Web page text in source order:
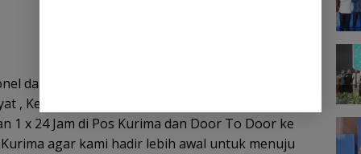
dari Pos Kurima yang dipimpin langsung oleh
, Kegiatan pelayanan kesehatan kami
1 x 24 Jam di Pos Kurima dan Door To Door ke
agar kami hadir lebih awal untuk menuju